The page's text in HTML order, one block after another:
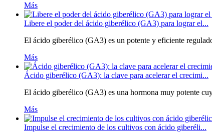
Más
Libere el poder del ácido giberélico (GA3) para lograr el...
El ácido giberélico (GA3) es un potente y eficiente
Más
Ácido giberélico (GA3): la clave para acelerar el crecimi...
El ácido giberélico (GA3) es una hormona muy potente
Más
Impulse el crecimiento de los cultivos con ácido giberéli...